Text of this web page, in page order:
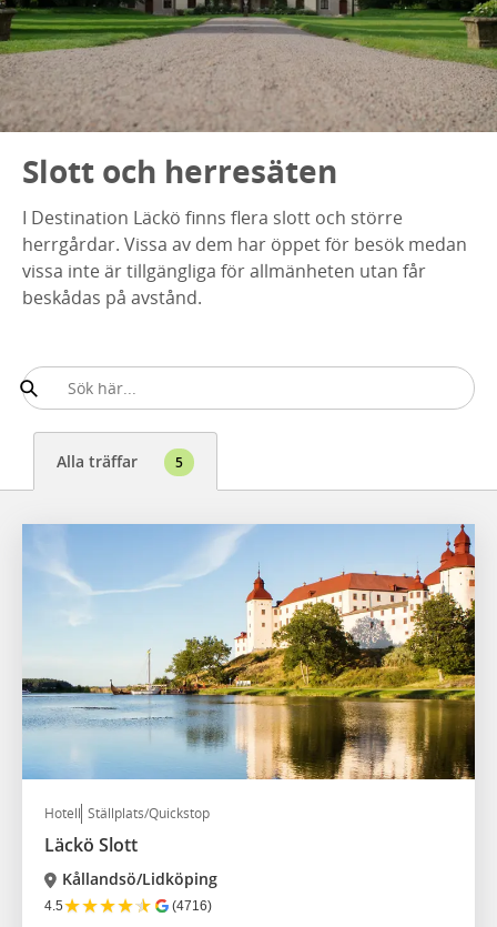
Slott och herresäten
I Destination Läckö finns flera slott och större
herrgårdar. Vissa av dem har öppet för besök medan
vissa inte är tillgängliga för allmänheten utan får
beskådas på avstånd.
Alla träffar 5
Hotell Ställplats/Quickstop
Läckö Slott
Kållandsö/Lidköping
4.5★★★★★ (4716)